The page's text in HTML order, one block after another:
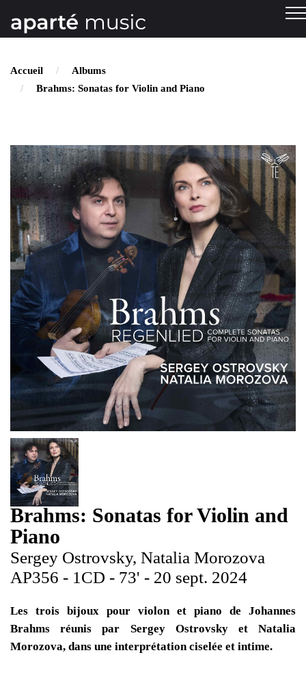
Accueil
Albums
Brahms: Sonatas for Violin and Piano
Brahms: Sonatas for Violin and
Piano
Sergey Ostrovsky, Natalia Morozova
AP356 - 1CD - 73' - 20 sept. 2024
Les trois bijoux pour violon et piano de Johannes
Brahms réunis par Sergey Ostrovsky et Natalia
Morozova, dans une interprétation ciselée et intime.